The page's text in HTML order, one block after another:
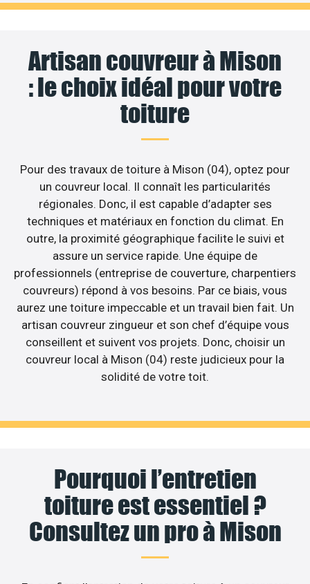
Artisan couvreur à Mison
: le choix idéal pour votre
toiture
Pour des travaux de toiture à Mison (04), optez pour
un couvreur local. Il connaît les particularités
régionales. Donc, il est capable d’adapter ses
techniques et matériaux en fonction du climat. En
outre, la proximité géographique facilite le suivi et
assure un service rapide. Une équipe de
professionnels (entreprise de couverture, charpentiers
couvreurs) répond à vos besoins. Par ce biais, vous
aurez une toiture impeccable et un travail bien fait. Un
artisan couvreur zingueur et son chef d’équipe vous
conseillent et suivent vos projets. Donc, choisir un
couvreur local à Mison (04) reste judicieux pour la
solidité de votre toit.
Pourquoi l’entretien
toiture est essentiel ?
Consultez un pro à Mison